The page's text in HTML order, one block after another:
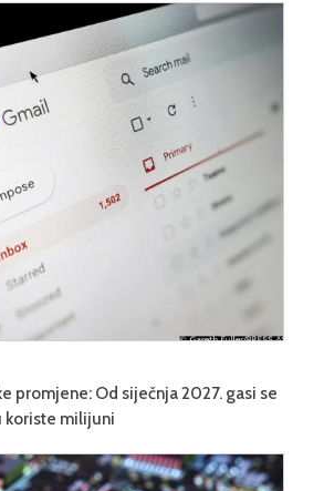
promjene: Od siječnja 2027. gasi se
koriste milijuni